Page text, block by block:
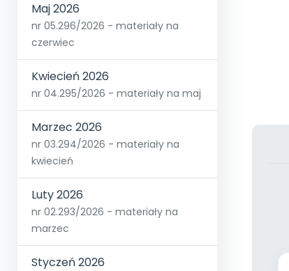
Maj 2026
nr 05.296/2026 - materiały na
czerwiec
Kwiecień 2026
nr 04.295/2026 - materiały na maj
Marzec 2026
nr 03.294/2026 - materiały na
kwiecień
Luty 2026
nr 02.293/2026 - materiały na
marzec
Styczeń 2026